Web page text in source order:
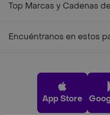
Top Marcas y Cadenas
Encuéntranos en estos
App Store